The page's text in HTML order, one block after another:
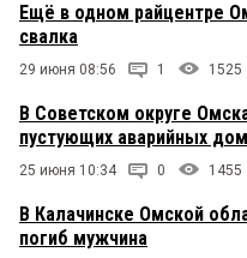
Ещё в одном райцентре
свалка
29 июня 08:56 1 1525
В Советском округе
пустующих аварийных
25 июня 10:34 0 1455
В Калачинске Омской
погиб мужчина